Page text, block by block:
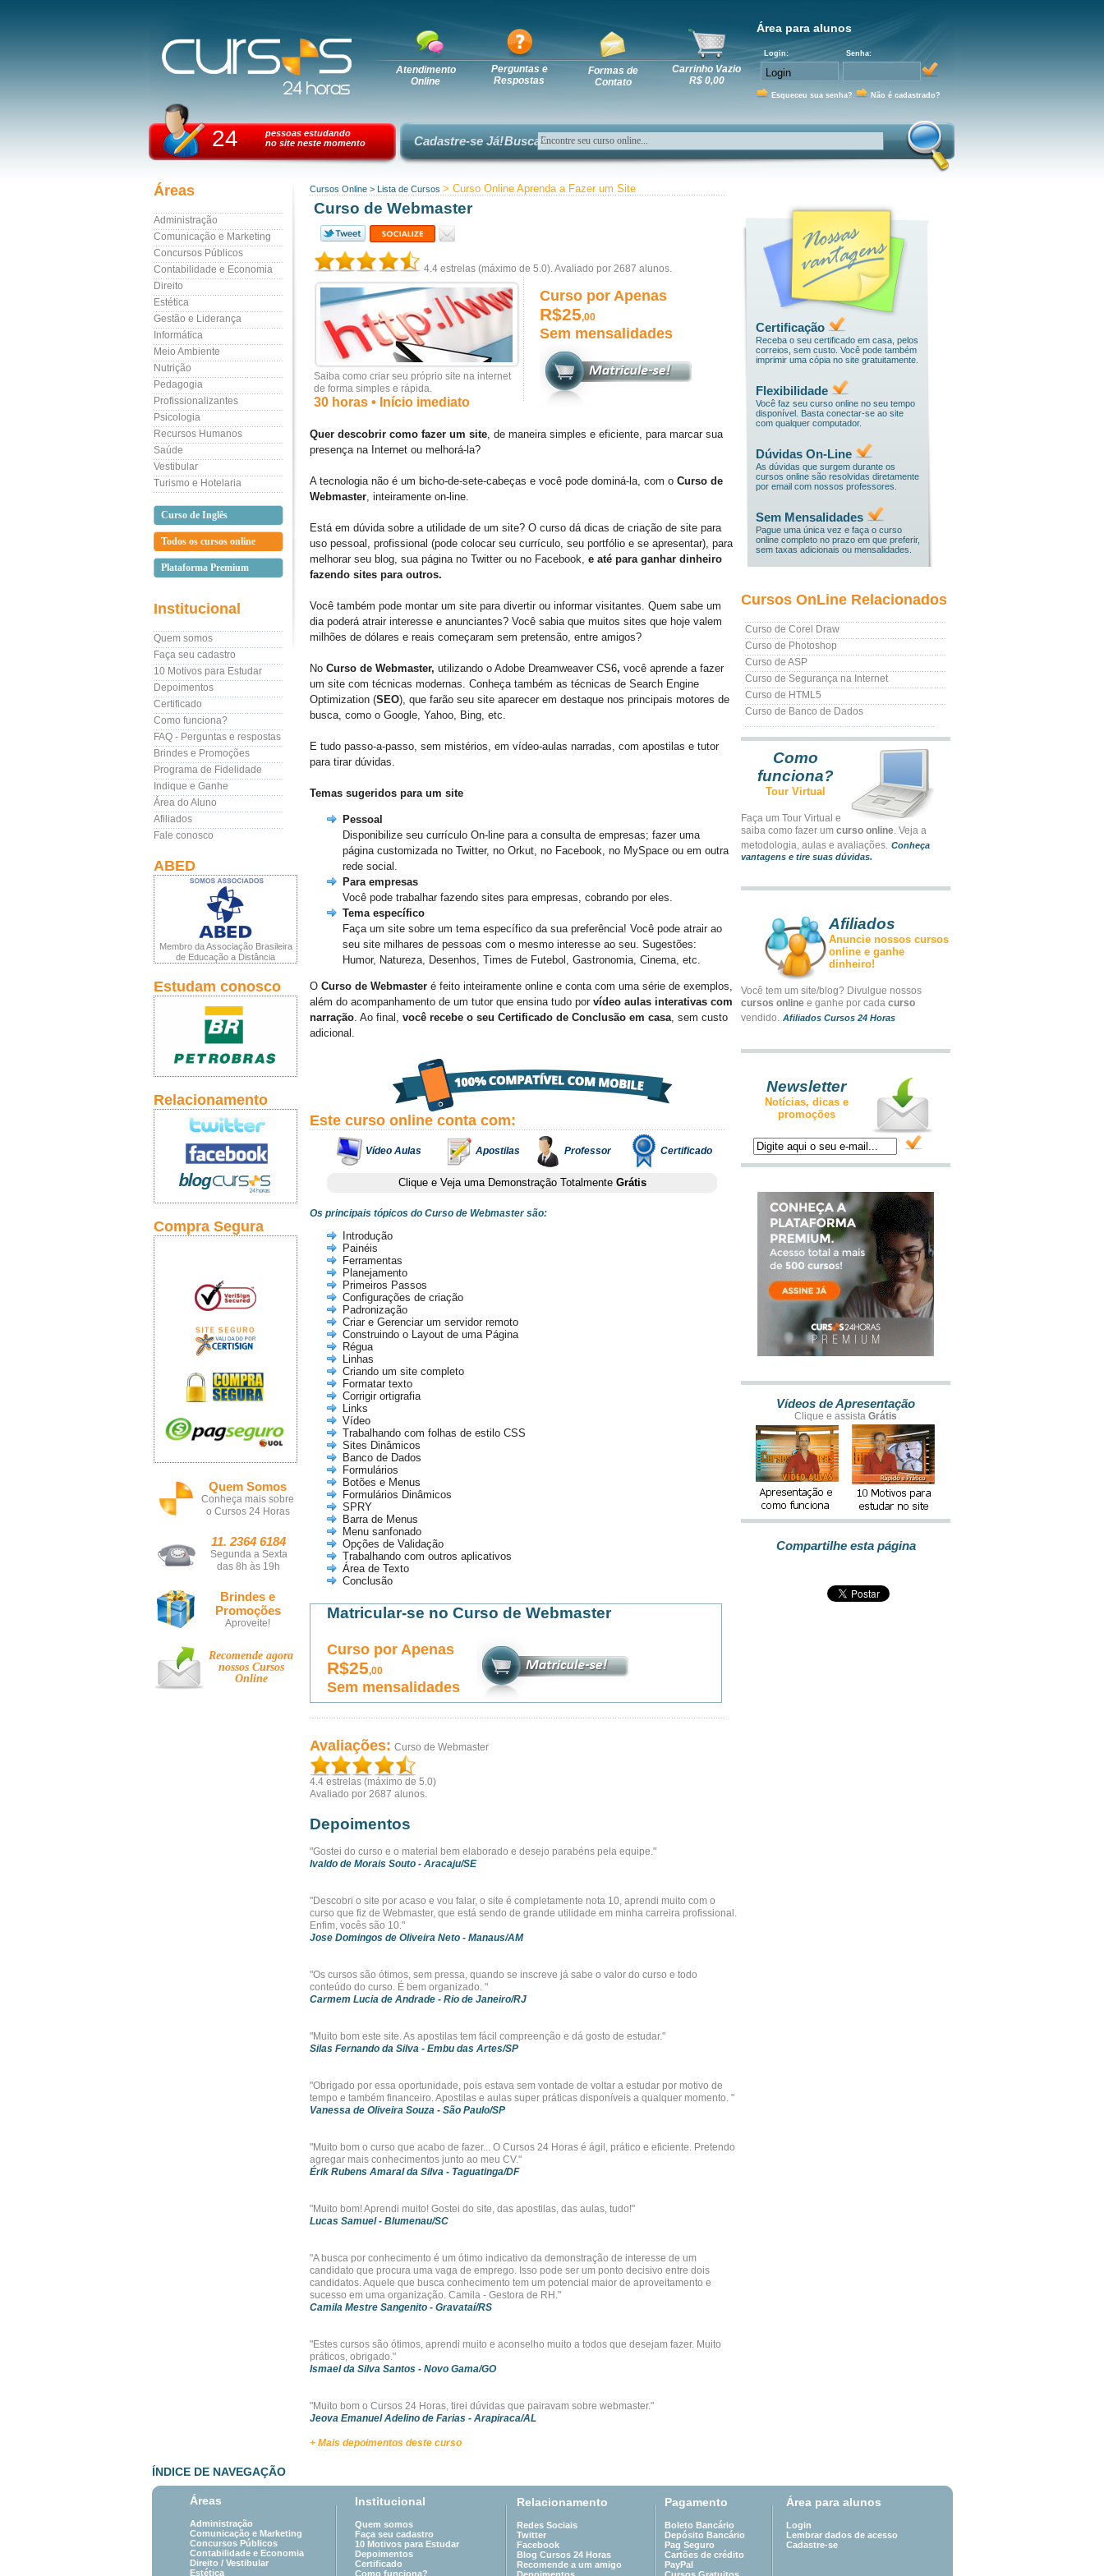
Atendimento
Online
Perguntas e
Respostas
Formas de
Contato
Carrinho Vazio
R$ 0,00
Área para alunos
Login: Senha:
Esqueceu sua senha? Não é cadastrado?
24
pessoas estudando
no site neste momento
Cadastre-se Já!Busca:
Áreas
Administração
Comunicação e Marketing
Concursos Públicos
Contabilidade e Economia
Direito
Estética
Gestão e Liderança
Informática
Meio Ambiente
Nutrição
Pedagogia
Profissionalizantes
Psicologia
Recursos Humanos
Saúde
Vestibular
Turismo e Hotelaria
Curso de Inglês
Todos os cursos online
Plataforma Premium
Institucional
Quem somos
Faça seu cadastro
10 Motivos para Estudar
Depoimentos
Certificado
Como funciona?
FAQ - Perguntas e respostas
Brindes e Promoções
Programa de Fidelidade
Indique e Ganhe
Área do Aluno
Afiliados
Fale conosco
ABED
Membro da Associação Brasileira
de Educação a Distância
Estudam conosco
Relacionamento
Compra Segura
Quem Somos
Conheça mais sobre
o Cursos 24 Horas
11. 2364 6184
Segunda a Sexta
das 8h às 19h
Brindes e
Promoções
Aproveite!
Recomende agora
nossos Cursos
Online
Cursos Online > Lista de Cursos > Curso Online Aprenda a Fazer um Site
Curso de Webmaster
4.4 estrelas (máximo de 5.0). Avaliado por 2687 alunos.
Curso por Apenas
R$25,00
Sem mensalidades
Saiba como criar seu próprio site na internet
de forma simples e rápida.
30 horas • Início imediato
Quer descobrir como fazer um site, de maneira simples e eficiente, para marcar sua
presença na Internet ou melhorá-la?
A tecnologia não é um bicho-de-sete-cabeças e você pode dominá-la, com o Curso de
Webmaster, inteiramente on-line.
Está em dúvida sobre a utilidade de um site? O curso dá dicas de criação de site para
uso pessoal, profissional (pode colocar seu currículo, seu portfólio e se apresentar), para
melhorar seu blog, sua página no Twitter ou no Facebook, e até para ganhar dinheiro
fazendo sites para outros.
Você também pode montar um site para divertir ou informar visitantes. Quem sabe um
dia poderá atrair interesse e anunciantes? Você sabia que muitos sites que hoje valem
milhões de dólares e reais começaram sem pretensão, entre amigos?
No Curso de Webmaster, utilizando o Adobe Dreamweaver CS6, você aprende a fazer
um site com técnicas modernas. Conheça também as técnicas de Search Engine
Optimization (SEO), que farão seu site aparecer em destaque nos principais motores de
busca, como o Google, Yahoo, Bing, etc.
E tudo passo-a-passo, sem mistérios, em vídeo-aulas narradas, com apostilas e tutor
para tirar dúvidas.
Temas sugeridos para um site
Pessoal
Disponibilize seu currículo On-line para a consulta de empresas; fazer uma
página customizada no Twitter, no Orkut, no Facebook, no MySpace ou em outra
rede social.
Para empresas
Você pode trabalhar fazendo sites para empresas, cobrando por eles.
Tema específico
Faça um site sobre um tema específico da sua preferência! Você pode atrair ao
seu site milhares de pessoas com o mesmo interesse ao seu. Sugestões:
Humor, Natureza, Desenhos, Times de Futebol, Gastronomia, Cinema, etc.
O Curso de Webmaster é feito inteiramente online e conta com uma série de exemplos,
além do acompanhamento de um tutor que ensina tudo por vídeo aulas interativas com
narração. Ao final, você recebe o seu Certificado de Conclusão em casa, sem custo
adicional.
Este curso online conta com:
Vídeo Aulas Apostilas Professor Certificado
Clique e Veja uma Demonstração Totalmente Grátis
Os principais tópicos do Curso de Webmaster são:
Introdução
Painéis
Ferramentas
Planejamento
Primeiros Passos
Configurações de criação
Padronização
Criar e Gerenciar um servidor remoto
Construindo o Layout de uma Página
Régua
Linhas
Criando um site completo
Formatar texto
Corrigir ortigrafia
Links
Vídeo
Trabalhando com folhas de estilo CSS
Sites Dinâmicos
Banco de Dados
Formulários
Botões e Menus
Formulários Dinâmicos
SPRY
Barra de Menus
Menu sanfonado
Opções de Validação
Trabalhando com outros aplicativos
Área de Texto
Conclusão
Matricular-se no Curso de Webmaster
Curso por Apenas
R$25,00
Sem mensalidades
Avaliações: Curso de Webmaster
4.4 estrelas (máximo de 5.0)
Avaliado por 2687 alunos.
Depoimentos
"Gostei do curso e o material bem elaborado e desejo parabéns pela equipe."
Ivaldo de Morais Souto - Aracaju/SE
"Descobri o site por acaso e vou falar, o site é completamente nota 10, aprendi muito com o
curso que fiz de Webmaster, que está sendo de grande utilidade em minha carreira profissional.
Enfim, vocês são 10."
Jose Domingos de Oliveira Neto - Manaus/AM
"Os cursos são ótimos, sem pressa, quando se inscreve já sabe o valor do curso e todo
conteúdo do curso. É bem organizado. "
Carmem Lucia de Andrade - Rio de Janeiro/RJ
"Muito bom este site. As apostilas tem fácil compreenção e dá gosto de estudar."
Silas Fernando da Silva - Embu das Artes/SP
"Obrigado por essa oportunidade, pois estava sem vontade de voltar a estudar por motivo de
tempo e também financeiro. Apostilas e aulas super práticas disponíveis a qualquer momento. "
Vanessa de Oliveira Souza - São Paulo/SP
"Muito bom o curso que acabo de fazer... O Cursos 24 Horas é ágil, prático e eficiente. Pretendo
agregar mais conhecimentos junto ao meu CV."
Érik Rubens Amaral da Silva - Taguatinga/DF
"Muito bom! Aprendi muito! Gostei do site, das apostilas, das aulas, tudo!"
Lucas Samuel- Blumenau/SC
"A busca por conhecimento é um ótimo indicativo da demonstração de interesse de um
candidato que procura uma vaga de emprego. Isso pode ser um ponto decisivo entre dois
candidatos. Aquele que busca conhecimento tem um potencial maior de aproveitamento e
sucesso em uma organização. Camila - Gestora de RH."
Camila Mestre Sangenito - Gravataí/RS
"Estes cursos são ótimos, aprendi muito e aconselho muito a todos que desejam fazer. Muito
práticos, obrigado."
Ismael da Silva Santos - Novo Gama/GO
"Muito bom o Cursos 24 Horas, tirei dúvidas que pairavam sobre webmaster."
Jeova Emanuel Adelino de Farias - Arapiraca/AL
+ Mais depoimentos deste curso
Certificação
Receba o seu certificado em casa, pelos
correios, sem custo. Você pode também
imprimir uma cópia no site gratuitamente.
Flexibilidade
Você faz seu curso online no seu tempo
disponível. Basta conectar-se ao site
com qualquer computador.
Dúvidas On-Line
As dúvidas que surgem durante os
cursos online são resolvidas diretamente
por email com nossos professores.
Sem Mensalidades
Pague uma única vez e faça o curso
online completo no prazo em que preferir,
sem taxas adicionais ou mensalidades.
Cursos OnLine Relacionados
Curso de Corel Draw
Curso de Photoshop
Curso de ASP
Curso de Segurança na Internet
Curso de HTML5
Curso de Banco de Dados
Como
funciona?
Tour Virtual
Faça um Tour Virtual e
saiba como fazer um curso online. Veja a
metodologia, aulas e avaliações. Conheça
vantagens e tire suas dúvidas.
Afiliados
Anuncie nossos cursos
online e ganhe
dinheiro!
Você tem um site/blog? Divulgue nossos
cursos online e ganhe por cada curso
vendido. Afiliados Cursos 24 Horas
Newsletter
Notícias, dicas e
promoções
Vídeos de Apresentação
Clique e assista Grátis
Compartilhe esta página
ÍNDICE DE NAVEGAÇÃO
Áreas
Administração
Comunicação e Marketing
Concursos Públicos
Contabilidade e Economia
Direito / Vestibular
Estética
Institucional
Quem somos
Faça seu cadastro
10 Motivos para Estudar
Depoimentos
Certificado
Como funciona?
Relacionamento
Redes Sociais
Twitter
Facebook
Blog Cursos 24 Horas
Recomende a um amigo
Pagamento
Boleto Bancário
Depósito Bancário
Pag Seguro
Cartões de crédito
PayPal
Área para alunos
Login
Lembrar dados de acesso
Cadastre-se